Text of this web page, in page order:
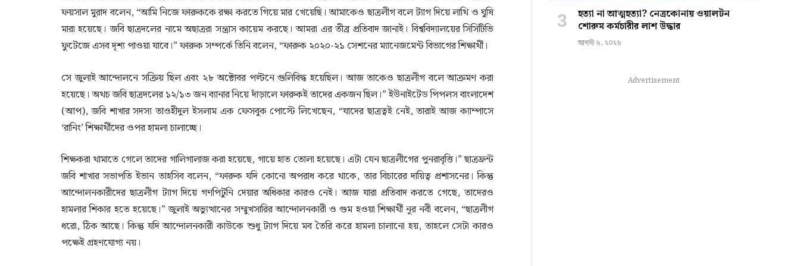
ফয়সাল মুরাদ বলেন, “আমি নিজে ফারুককে রক্ষা করতে গিয়ে মার খেয়েছি। আমাকেও ছাত্রলীগ বলে ট্যাগ দিয়ে লাথি ও ঘুষি
মারা হয়েছে। জবি ছাত্রদলের নামে অছাত্ররা সন্ত্রাস কায়েম করছে। আমরা এর তীব্র প্রতিবাদ জানাই। বিশ্ববিদ্যালয়ের সিসিটিভি
ফুটেজে এসব দৃশ্য পাওয়া যাবে।” ফারুক সম্পর্কে তিনি বলেন, “ফারুক ২০২০-২১ সেশনের ম্যানেজমেন্ট বিভাগের শিক্ষার্থী।
সে জুলাই আন্দোলনে সক্রিয় ছিল এবং ২৮ অক্টোবর পল্টনে গুলিবিদ্ধ হয়েছিল। আজ তাকেও ছাত্রলীগ বলে আক্রমণ করা
হয়েছে। অথচ জবি ছাত্রদলের ১২/১৩ জন ব্যানার নিয়ে দাঁড়ালে ফারুকই তাদের একজন ছিল।” ইউনাইটেড পিপলস বাংলাদেশ
(আপ), জবি শাখার সদস্য তাওহীদুল ইসলাম এক ফেসবুক পোস্টে লিখেছেন, “যাদের ছাত্রত্বই নেই, তারাই আজ ক্যাম্পাসে
‘রানিং’ শিক্ষার্থীদের ওপর হামলা চালাচ্ছে।
শিক্ষকরা থামাতে গেলে তাদের গালিগালাজ করা হয়েছে, গায়ে হাত তোলা হয়েছে। এটা যেন ছাত্রলীগের পুনরাবৃত্তি।” ছাত্রফ্রন্ট
জবি শাখার সভাপতি ইভান তাহসিব বলেন, “ফারুক যদি কোনো অপরাধ করে থাকে, তার বিচারের দায়িত্ব প্রশাসনের। কিন্তু
আন্দোলনকারীদের ছাত্রলীগ ট্যাগ দিয়ে গণপিটুনি দেয়ার অধিকার কারও নেই। আজ যারা প্রতিবাদ করতে গেছে, তাদেরও
হামলার শিকার হতে হয়েছে।” জুলাই অভ্যুত্থানের সম্মুখসারির আন্দোলনকারী ও গুম হওয়া শিক্ষার্থী নূর নবী বলেন, “ছাত্রলীগ
ধরো, ঠিক আছে। কিন্তু যদি আন্দোলনকারী কাউকে শুধু ট্যাগ দিয়ে মব তৈরি করে হামলা চালানো হয়, তাহলে সেটা কারও
পক্ষেই গ্রহণযোগ্য নয়।
হত্যা না আত্মহত্যা? নেত্রকোনায় ওয়ালটন
শোরুম কর্মচারীর লাশ উদ্ধার
আগস্ট ৬, ২০২৬
Advertisement